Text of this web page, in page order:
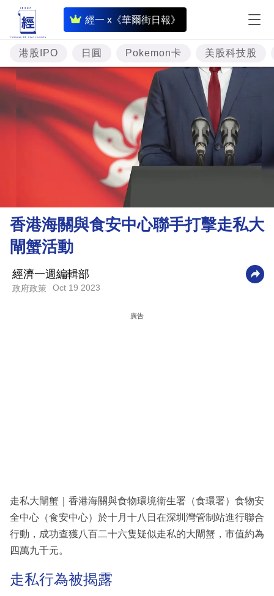
經一 x《華爾街日報》
即
時
財
經
專
題
投
資
樓
理
財
業
科
區
港股IPO 日圓 Pokemon卡 美股科技股
香港海關與食安中心聯手打擊走私大
閘蟹活動
經濟一週編輯部
政府政策 Oct 19 2023
廣告
走私大閘蟹｜香港海關與食物環境衞生署（食環署）食物安
全中心（食安中心）於十月十八日在深圳灣管制站進行聯合
行動，成功查獲八百二十六隻疑似走私的大閘蟹，市值約為
四萬九千元。
走私行為被揭露